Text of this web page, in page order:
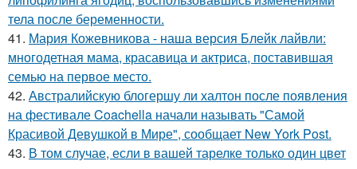
тела после беременности.
41. Мария Кожевникова - наша версия Блейк лайвли:
многодетная мама, красавица и актриса, поставившая
семью на первое место.
42. Австралийскую блогершу ли халтон после появления
на фестивале Coachella начали называть "Самой
Красивой Девушкой в Мире", сообщает New York Post.
43. В том случае, если в вашей тарелке только один цвет